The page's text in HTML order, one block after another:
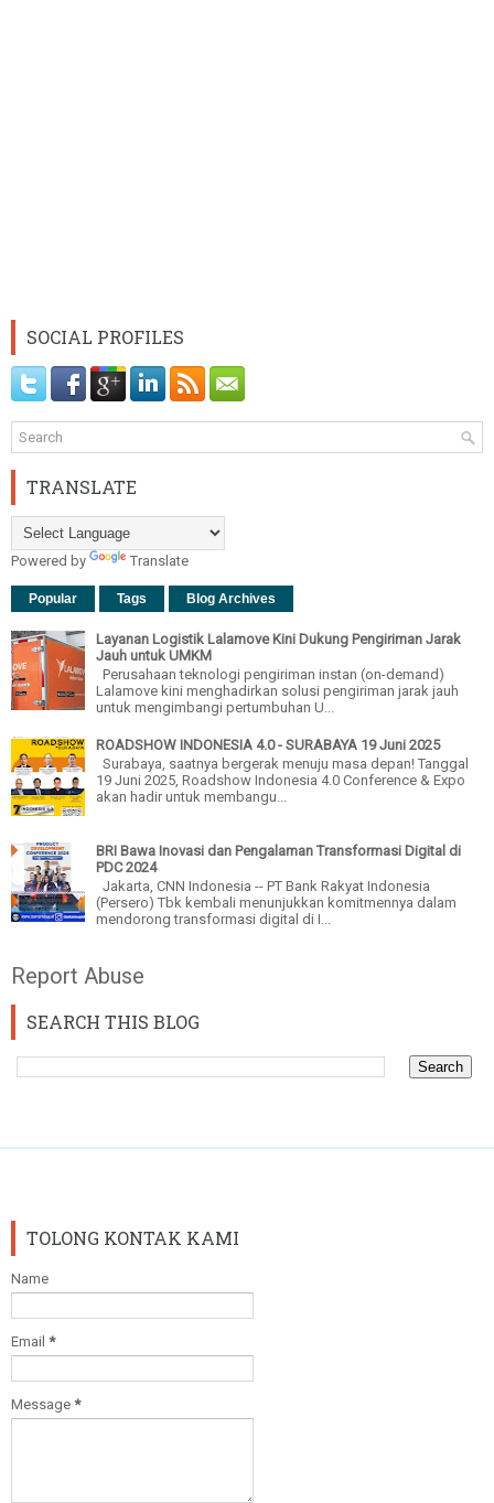
SOCIAL PROFILES
TRANSLATE
Powered by Translate
Popular Tags Blog Archives
Layanan Logistik Lalamove Kini Dukung Pengiriman Jarak
Jauh untuk UMKM
Perusahaan teknologi pengiriman instan (on-demand)
Lalamove kini menghadirkan solusi pengiriman jarak jauh
untuk mengimbangi pertumbuhan U...
ROADSHOW INDONESIA 4.0 - SURABAYA 19 Juni 2025
Surabaya, saatnya bergerak menuju masa depan! Tanggal
19 Juni 2025, Roadshow Indonesia 4.0 Conference & Expo
akan hadir untuk membangu...
BRI Bawa Inovasi dan Pengalaman Transformasi Digital di
PDC 2024
Jakarta, CNN Indonesia -- PT Bank Rakyat Indonesia
(Persero) Tbk kembali menunjukkan komitmennya dalam
mendorong transformasi digital di I...
Report Abuse
SEARCH THIS BLOG
TOLONG KONTAK KAMI
Name
Email *
Message *